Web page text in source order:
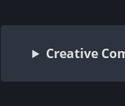
Creative